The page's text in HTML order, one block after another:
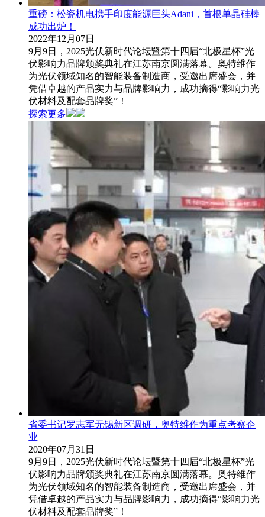
重磅：松瓷机电携手印度能源巨头Adani，首根单晶硅棒
成功出炉！
2022年12月07日
9月9日，2025光伏新时代论坛暨第十四届“北极星杯”光
伏影响力品牌颁奖典礼在江苏南京圆满落幕。奥特维作
为光伏领域知名的智能装备制造商，受邀出席盛会，并
凭借卓越的产品实力与品牌影响力，成功摘得“影响力光
伏材料及配套品牌奖”！
探索更多
省委书记罗志军无锡新区调研，奥特维作为重点考察企
业
2020年07月31日
9月9日，2025光伏新时代论坛暨第十四届“北极星杯”光
伏影响力品牌颁奖典礼在江苏南京圆满落幕。奥特维作
为光伏领域知名的智能装备制造商，受邀出席盛会，并
凭借卓越的产品实力与品牌影响力，成功摘得“影响力光
伏材料及配套品牌奖”！